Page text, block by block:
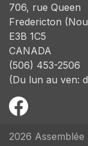
706, rue Queen
Fredericton
E3B 1C5
CANADA
(506) 453-2506
(Du lun au ven:
2026